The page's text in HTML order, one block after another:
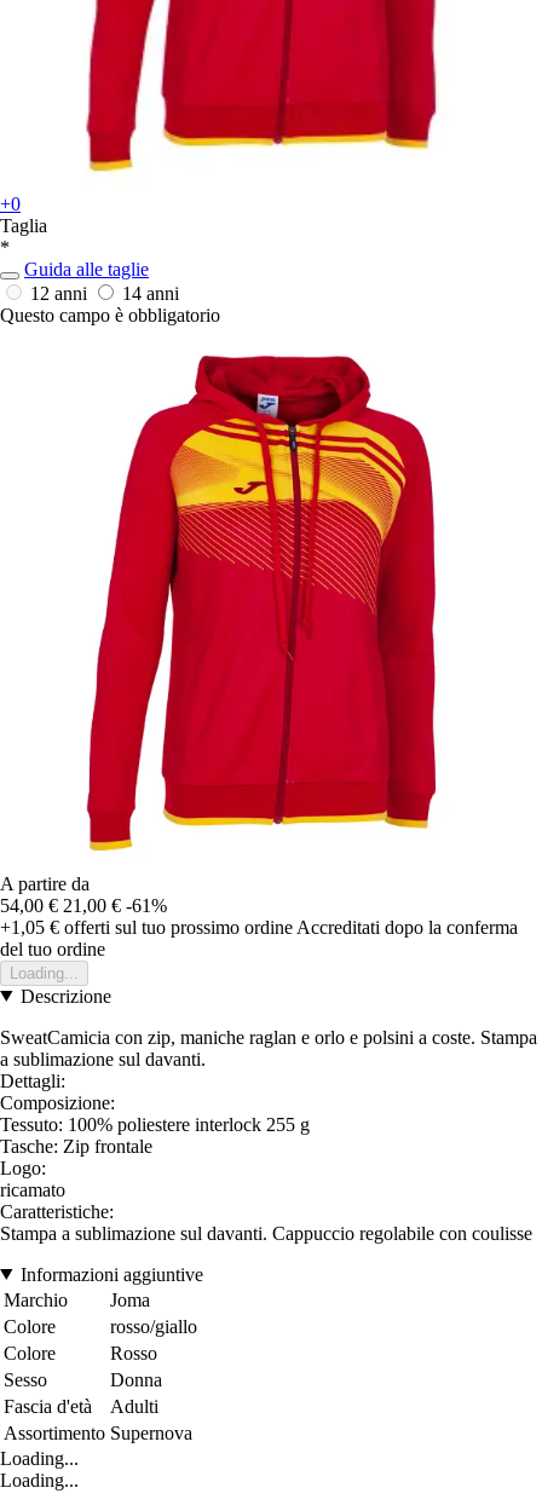
+0
Taglia
*
Guida alle taglie
12 anni
14 anni
Questo campo è obbligatorio
A partire da
54,00 € 21,00 € -61%
+1,05 € offerti sul tuo prossimo ordine Accreditati dopo la conferma
del tuo ordine
Loading...
Descrizione
SweatCamicia con zip, maniche raglan e orlo e polsini a coste. Stampa
a sublimazione sul davanti.
Dettagli:
Composizione:
Tessuto: 100% poliestere interlock 255 g
Tasche: Zip frontale
Logo:
ricamato
Caratteristiche:
Stampa a sublimazione sul davanti. Cappuccio regolabile con coulisse
Informazioni aggiuntive
Marchio
Joma
Colore
rosso/giallo
Colore
Rosso
Sesso
Donna
Fascia d'età
Adulti
Assortimento Supernova
Loading...
Loading...